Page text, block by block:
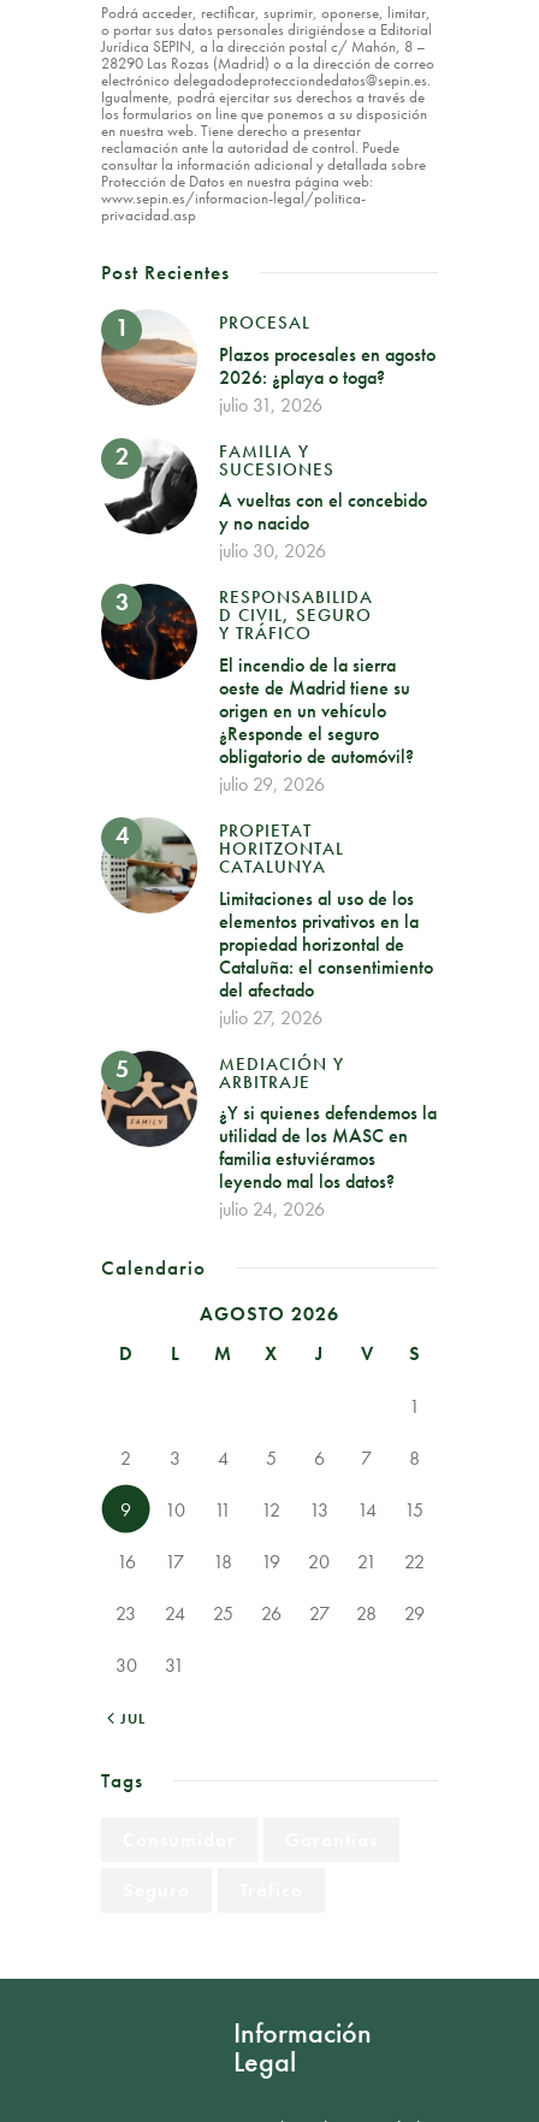
Podrá acceder, rectificar, suprimir, oponerse, limitar,
o portar sus datos personales dirigiéndose a Editorial
Jurídica SEPIN, a la dirección postal c/ Mahón, 8 –
28290 Las Rozas (Madrid) o a la dirección de correo
electrónico delegadodeprotecciondedatos@sepin.es.
Igualmente, podrá ejercitar sus derechos a través de
los formularios on line que ponemos a su disposición
en nuestra web. Tiene derecho a presentar
reclamación ante la autoridad de control. Puede
consultar la información adicional y detallada sobre
Protección de Datos en nuestra página web:
www.sepin.es/informacion-legal/politica-
privacidad.asp
Post Recientes
PROCESAL
Plazos procesales en agosto
2026: ¿playa o toga?
julio 31, 2026
FAMILIA Y
SUCESIONES
A vueltas con el concebido
y no nacido
julio 30, 2026
RESPONSABILIDA
D CIVIL, SEGURO
Y TRÁFICO
El incendio de la sierra
oeste de Madrid tiene su
origen en un vehículo
¿Responde el seguro
obligatorio de automóvil?
julio 29, 2026
PROPIETAT
HORITZONTAL
CATALUNYA
Limitaciones al uso de los
elementos privativos en la
propiedad horizontal de
Cataluña: el consentimiento
del afectado
julio 27, 2026
MEDIACIÓN Y
ARBITRAJE
¿Y si quienes defendemos la
utilidad de los MASC en
familia estuviéramos
leyendo mal los datos?
julio 24, 2026
Calendario
AGOSTO 2026
D
L M X J V S
1
2 3 4 5 6 7 8
9 10 11 12 13 14 15
16 17 18 19 20 21 22
23 24 25 26 27 28 29
30 31
« JUL
Tags
Información
Legal